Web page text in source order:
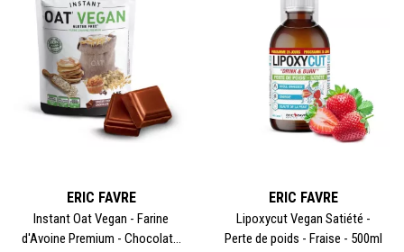
ERIC FAVRE
Instant Oat Vegan - Farine
d'Avoine Premium - Chocolat...
ERIC FAVRE
Lipoxycut Vegan Satiété -
Perte de poids - Fraise - 500ml